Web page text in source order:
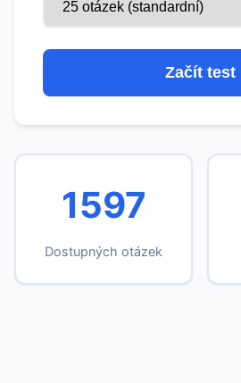
Začít test
1597
Dostupných otázek